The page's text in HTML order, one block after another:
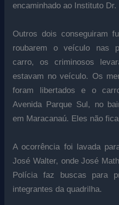
encaminhado ao Instituto
Outros dois conseguiram
roubarem o veículo nas
carro, os criminosos
estavam no veículo. Os
foram libertados e o
Avenida Parque Sul, no
em Maracanaú. Eles não
A ocorrência foi lavada
José Walter, onde José
Polícia faz buscas para
integrantes da quadrilha.